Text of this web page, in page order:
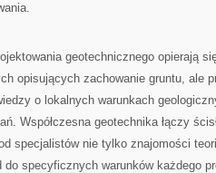
geotechnicznego opierają
opisujących zachowanie gruntu, ale
o lokalnych warunkach
Współczesna geotechnika łączy
specjalistów nie tylko znajomości
specyficznych warunków każdego